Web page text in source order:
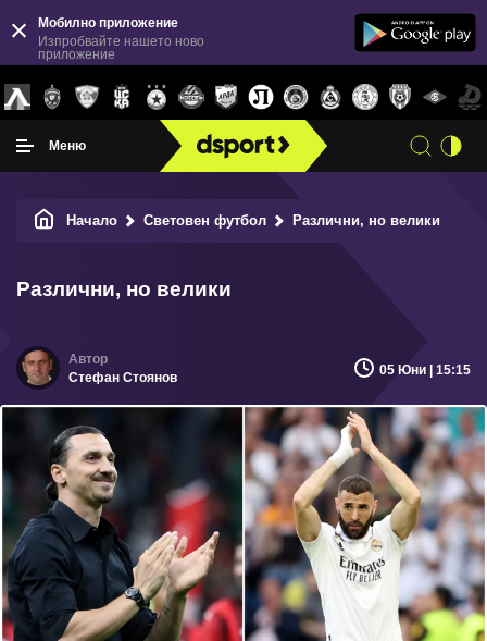
Мобилно приложение
Изпробвайте нашето ново
приложение
Меню
Начало Световен футбол Различни, но велики
Различни, но велики
Стефан Стоянов 05 Юни | 15:15